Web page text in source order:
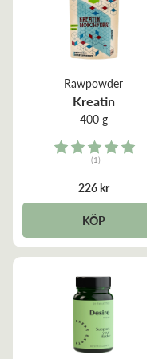
Rawpowder
Kreatin
400 g
Rating:
(1)
226 kr
KÖP